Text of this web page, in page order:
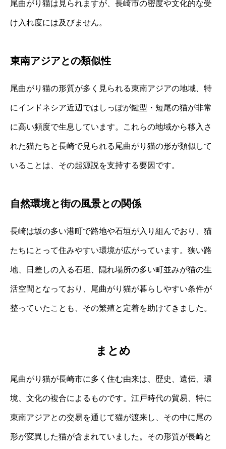
尾曲がり猫は見られますが、長崎市の密度や文化的な受
け入れ度には及びません。
東南アジアとの類似性
尾曲がり猫の形質が多く見られる東南アジアの地域、特
にインドネシア近辺ではしっぽが鍵型・短尾の猫が非常
に高い頻度で生息しています。これらの地域から移入さ
れた猫たちと長崎で見られる尾曲がり猫の形が類似して
いることは、その起源説を支持する要因です。
自然環境と街の風景との関係
長崎は坂の多い港町で路地や石垣が入り組んでおり、猫
たちにとって住みやすい環境が広がっています。狭い路
地、日差しの入る石垣、隠れ場所の多い町並みが猫の生
活空間となっており、尾曲がり猫が暮らしやすい条件が
整っていたことも、その繁殖と定着を助けてきました。
まとめ
尾曲がり猫が長崎市に多く住む由来は、歴史、遺伝、環
境、文化の複合によるものです。江戸時代の貿易、特に
東南アジアとの交易を通じて猫が渡来し、その中に尾の
形が変異した猫が含まれていました。その形質が長崎と